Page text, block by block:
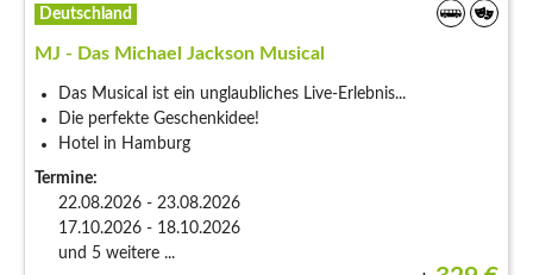
Deutschland
MJ - Das Michael Jackson Musical
Das Musical ist ein unglaubliches Live-Erlebnis...
Die perfekte Geschenkidee!
Hotel in Hamburg
Termine:
22.08.2026 - 23.08.2026
17.10.2026 - 18.10.2026
und 5 weitere ...